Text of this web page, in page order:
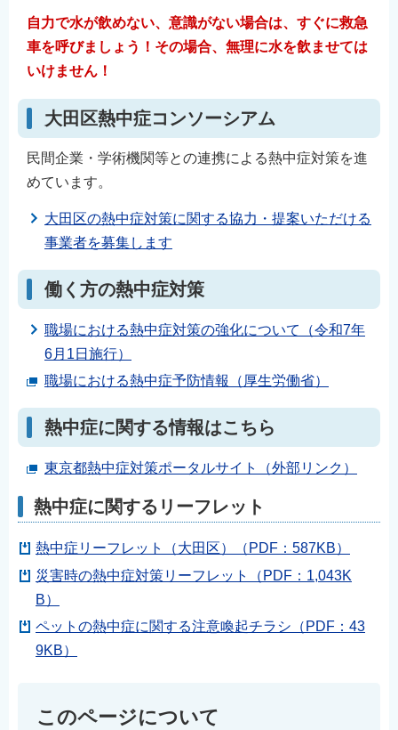
自力で水が飲めない、意識がない場合は、すぐに救急
車を呼びましょう！その場合、無理に水を飲ませては
いけません！
大田区熱中症コンソーシアム
民間企業・学術機関等との連携による熱中症対策を進
めています。
大田区の熱中症対策に関する協力・提案いただける
事業者を募集します
働く方の熱中症対策
職場における熱中症対策の強化について（令和7年
6月1日施行）
職場における熱中症予防情報（厚生労働省）
熱中症に関する情報はこちら
東京都熱中症対策ポータルサイト（外部リンク）
熱中症に関するリーフレット
熱中症リーフレット（大田区）（PDF：587KB）
災害時の熱中症対策リーフレット（PDF：1,043K
B）
ペットの熱中症に関する注意喚起チラシ（PDF：43
9KB）
このページについて